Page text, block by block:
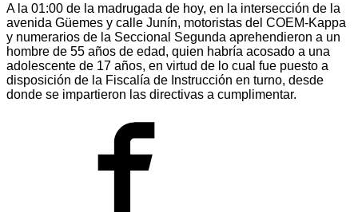
A la 01:00 de la madrugada de hoy, en la intersección de la
avenida Güemes y calle Junín, motoristas del COEM-Kappa
y numerarios de la Seccional Segunda aprehendieron a un
hombre de 55 años de edad, quien habría acosado a una
adolescente de 17 años, en virtud de lo cual fue puesto a
disposición de la Fiscalía de Instrucción en turno, desde
donde se impartieron las directivas a cumplimentar.